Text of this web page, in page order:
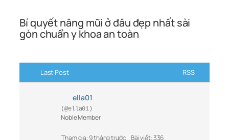
Bí quyết nâng mũi ở đâu đẹp nhất sài
gòn chuẩn y khoa an toàn
Last Post RSS
ella01
(@ella01)
Noble Member
Tham gia: 9 tháng trước Bài viết: 336